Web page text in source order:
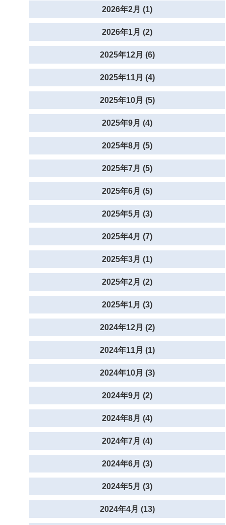
2026年2月 (1)
2026年1月 (2)
2025年12月 (6)
2025年11月 (4)
2025年10月 (5)
2025年9月 (4)
2025年8月 (5)
2025年7月 (5)
2025年6月 (5)
2025年5月 (3)
2025年4月 (7)
2025年3月 (1)
2025年2月 (2)
2025年1月 (3)
2024年12月 (2)
2024年11月 (1)
2024年10月 (3)
2024年9月 (2)
2024年8月 (4)
2024年7月 (4)
2024年6月 (3)
2024年5月 (3)
2024年4月 (13)